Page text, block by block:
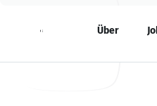
Neuigkeiten Über